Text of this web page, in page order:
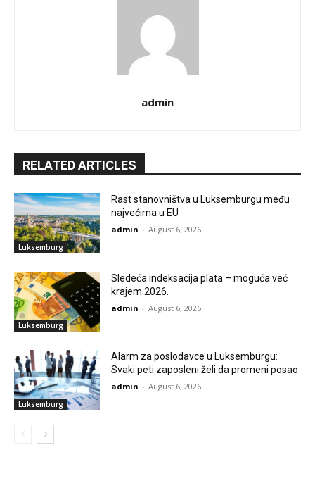
admin
RELATED ARTICLES
Luksemburg
Rast stanovništva u Luksemburgu među
najvećima u EU
admin - August 6, 2026
Luksemburg
Sledeća indeksacija plata – moguća već
krajem 2026.
admin - August 6, 2026
Luksemburg
Alarm za poslodavce u Luksemburgu:
Svaki peti zaposleni želi da promeni posao
admin - August 6, 2026